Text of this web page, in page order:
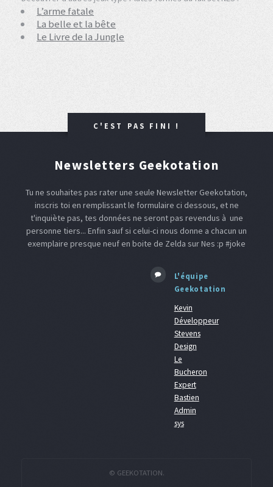
L’arme fatale
La belle et la bête
Le Livre de la Jungle
C'EST PAS FINI !
Newsletters Geekotation
Tu ne souhaites pas rater une seule Newsletter Geekotation,
inscris toi en remplissant le formulaire ci dessous, et ne
t'inquiète pas, tes données ne seront pas revendus à une
personne tiers... Enfin sauf si celui-ci nous donne a chacun un
exemplaire presque neuf en boite de Zelda sur Nes :p #joke
L'équipe
Geekotation
Kevin
Développeur
Stevens
Design
Le
Bucheron
Expert
Bastien
Admin
sys
© GEEKOTATION.